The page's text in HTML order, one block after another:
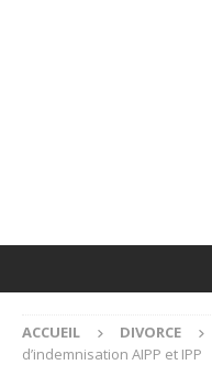
ACCUEIL DIVORCE
d’indemnisation AIPP et IPP